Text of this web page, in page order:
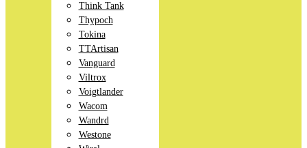
Think Tank
Thypoch
Tokina
TTArtisan
Vanguard
Viltrox
Voigtlander
Wacom
Wandrd
Westone